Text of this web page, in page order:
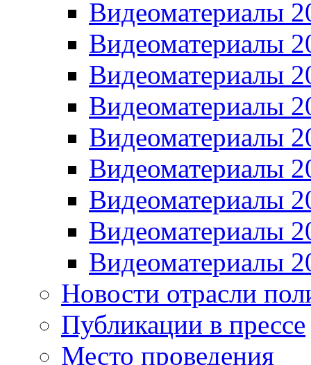
Видеоматериалы
Видеоматериалы
Видеоматериалы
Видеоматериалы
Видеоматериалы
Видеоматериалы
Видеоматериалы
Видеоматериалы
Видеоматериалы
Новости отрасли
Публикации в прессе
Место проведения